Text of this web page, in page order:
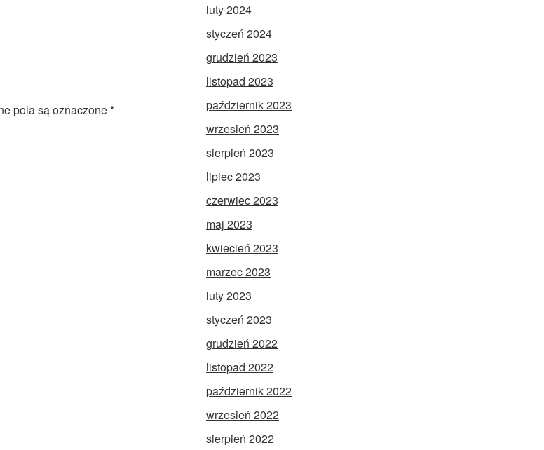
pola są oznaczone*
luty 2024
styczeń 2024
grudzień 2023
listopad 2023
październik 2023
wrzesień 2023
sierpień 2023
lipiec 2023
czerwiec 2023
maj 2023
kwiecień 2023
marzec 2023
luty 2023
styczeń 2023
grudzień 2022
listopad 2022
październik 2022
wrzesień 2022
sierpień 2022